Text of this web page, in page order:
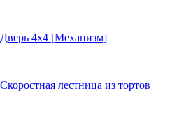
4х4 [Механизм]
лестница из тортов